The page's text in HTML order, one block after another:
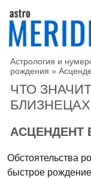
Астрология и
рождения »
ЧТО
БЛИЗНЕЦАХ
АСЦЕНДЕНТ
Обстоятельства
быстрое